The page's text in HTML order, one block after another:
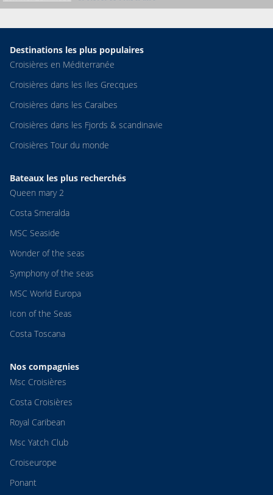
Destinations les plus populaires
Croisières en Méditerranée
Croisières dans les Iles Grecques
Croisières dans les Caraibes
Croisières dans les Fjords & scandinavie
Croisières Tour du monde
Bateaux les plus recherchés
Queen mary 2
Costa Smeralda
MSC Seaside
Wonder of the seas
Symphony of the seas
MSC World Europa
Icon of the Seas
Costa Toscana
Nos compagnies
Msc Croisières
Costa Croisières
Royal Caribean
Msc Yatch Club
Croiseurope
Ponant